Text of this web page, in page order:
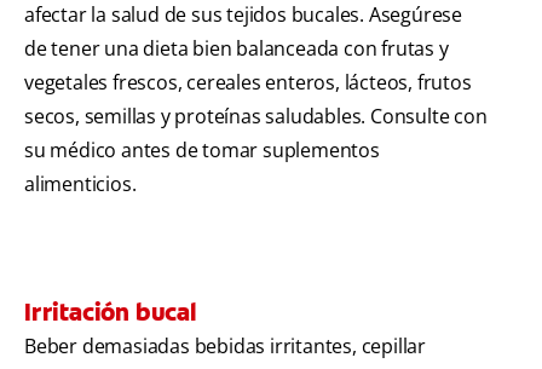
afectar la salud de sus tejidos bucales. Asegúrese
de tener una dieta bien balanceada con frutas y
vegetales frescos, cereales enteros, lácteos, frutos
secos, semillas y proteínas saludables. Consulte con
su médico antes de tomar suplementos
alimenticios.
Irritación bucal
Beber demasiadas bebidas irritantes, cepillar